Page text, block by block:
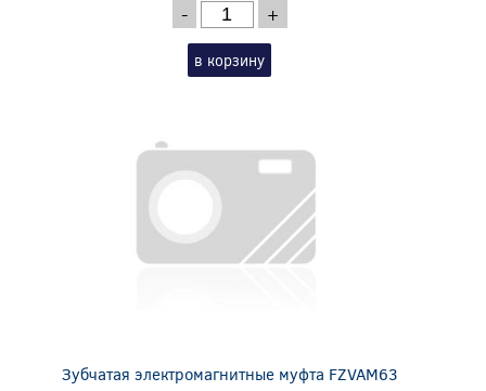
- +
в корзину
Зубчатая электромагнитные муфта FZVAM63